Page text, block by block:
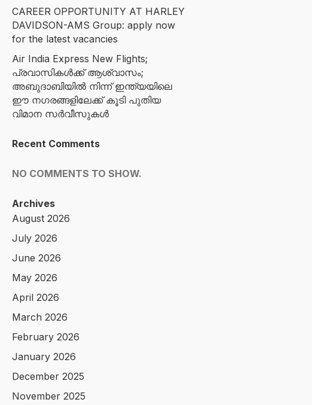
CAREER OPPORTUNITY AT HARLEY
DAVIDSON-AMS Group: apply now
for the latest vacancies
Air India Express New Flights;
പ്രവാസികൾക്ക് ആശ്വാസം;
അബുദാബിയിൽ നിന്ന് ഇന്ത്യയിലെ
ഈ നഗരങ്ങളിലേക്ക് കൂടി പുതിയ
വിമാന സർവീസുകൾ
Recent Comments
NO COMMENTS TO SHOW.
Archives
August 2026
July 2026
June 2026
May 2026
April 2026
March 2026
February 2026
January 2026
December 2025
November 2025